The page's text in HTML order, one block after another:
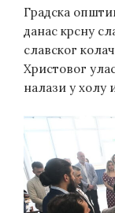
Градска
данас крсну
славског
Христовог
налази у холу